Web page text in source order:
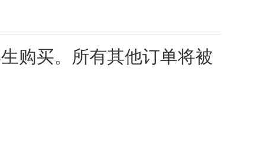
购买。所有其他订单将被